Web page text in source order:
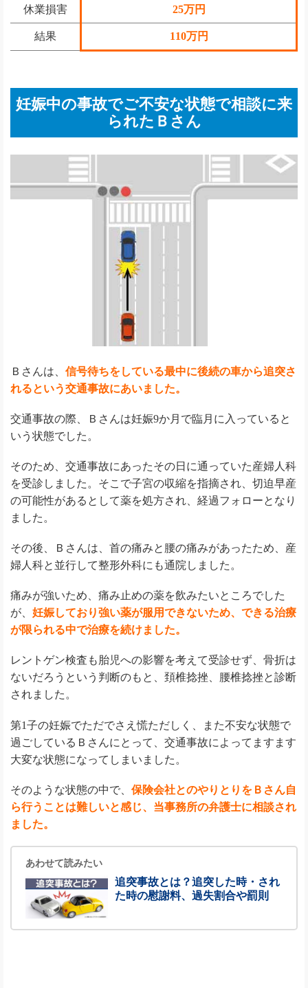
休業損害 25万円
結果 110万円
妊娠中の事故でご不安な状態で相談に来
られたＢさん
Ｂさんは、 信号待ちをしている最中に後続の車から追突さ
れるという交通事故にあいました。
交通事故の際、Ｂさんは妊娠9か月で臨月に入っていると
いう状態でした。
そのため、交通事故にあったその日に通っていた産婦人科
を受診しました。そこで子宮の収縮を指摘され、切迫早産
の可能性があるとして薬を処方され、経過フォローとなり
ました。
その後、Ｂさんは、首の痛みと腰の痛みがあったため、産
婦人科と並行して整形外科にも通院しました。
痛みが強いため、痛み止めの薬を飲みたいところでした
が、 妊娠しており強い薬が服用できないため、できる治療
が限られる中で治療を続けました。
レントゲン検査も胎児への影響を考えて受診せず、骨折は
ないだろうという判断のもと、頚椎捻挫、腰椎捻挫と診断
されました。
第1子の妊娠でただでさえ慌ただしく、また不安な状態で
過ごしているＢさんにとって、交通事故によってますます
大変な状態になってしまいました。
そのような状態の中で、 保険会社とのやりとりをＢさん自
ら行うことは難しいと感じ、当事務所の弁護士に相談され
ました。
あわせて読みたい
追突事故とは？追突した時・され
た時の慰謝料、過失割合や罰則